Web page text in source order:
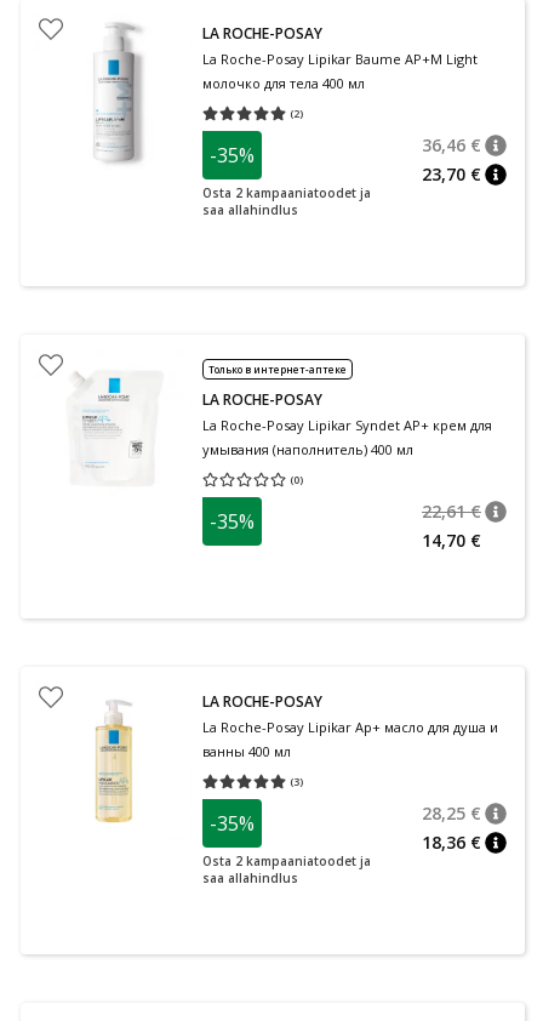
LA ROCHE-POSAY
La Roche-Posay Lipikar Baume AP+M Light
молочко для тела 400 мл
(2)
Средняя оценка 5.00
-35%
Osta 2 kampaaniatoodet ja
saa allahindlus
36,46 €
23,70 €
Только в интернет-аптеке
LA ROCHE-POSAY
La Roche-Posay Lipikar Syndet AP+ крем для
умывания (наполнитель) 400 мл
(0)
Средняя оценка 0.00
-35% 22,61 €
14,70 €
LA ROCHE-POSAY
La Roche-Posay Lipikar Ap+ масло для душа и
ванны 400 мл
(3)
Средняя оценка 5.00
-35%
Osta 2 kampaaniatoodet ja
saa allahindlus
28,25 €
18,36 €